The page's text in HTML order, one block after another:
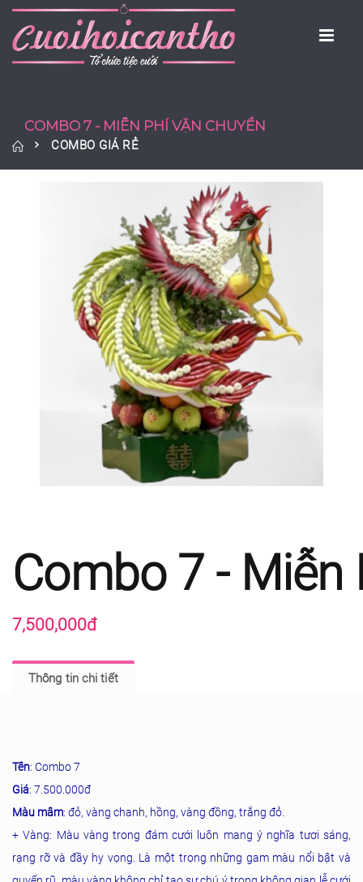
COMBO 7 - MIỄN PHÍ VẬN CHUYỂN
COMBO GIÁ RẺ
Combo 7 - Miễn
7,500,000đ
Thông tin chi tiết
Tên: Combo 7
Giá: 7.500.000đ
Màu mâm: đỏ, vàng chanh, hồng, vàng đồng, trắng đỏ.
+ Vàng: Màu vàng trong đám cưới luôn mang ý nghĩa tươi sáng,
rạng rỡ và đầy hy vọng. Là một trong những gam màu nổi bật và